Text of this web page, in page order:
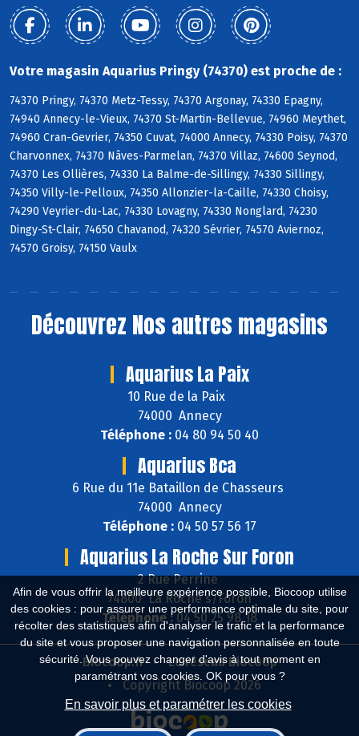
Afin de vous offrir la meilleure expérience possible, Biocoop utilise
des cookies : pour assurer une performance optimale du site, pour
récolter des statistiques afin d'analyser le trafic et la performance
du site et vous proposer une navigation personnalisée en toute
sécurité. Vous pouvez changer d'avis à tout moment en
paramétrant vos cookies. OK pour vous ?
En savoir plus et paramétrer les cookies
Votre magasin Aquarius Pringy (74370) est proche de :
74370 Pringy, 74370 Metz-Tessy, 74370 Argonay, 74330 Epagny,
74940 Annecy-le-Vieux, 74370 St-Martin-Bellevue, 74960 Meythet,
74960 Cran-Gevrier, 74350 Cuvat, 74000 Annecy, 74330 Poisy, 74370
Charvonnex, 74370 Nâves-Parmelan, 74370 Villaz, 74600 Seynod,
74370 Les Ollières, 74330 La Balme-de-Sillingy, 74330 Sillingy,
74350 Villy-le-Pelloux, 74350 Allonzier-la-Caille, 74330 Choisy,
74290 Veyrier-du-Lac, 74330 Lovagny, 74330 Nonglard, 74230
Dingy-St-Clair, 74650 Chavanod, 74320 Sévrier, 74570 Aviernoz,
74570 Groisy, 74150 Vaulx
Découvrez Nos autres magasins
Aquarius La Paix
10 Rue de la Paix
74000 Annecy
Téléphone : 04 80 94 50 40
Aquarius Bca
6 Rue du 11e Bataillon de Chasseurs
74000 Annecy
Téléphone : 04 50 57 56 17
Aquarius La Roche Sur Foron
2 Rue Perrine
74800 La Roche s/Foron
Téléphone :04 50 25 98 18
Biocoop.fr
Le réseau Biocoop
Copyright Biocoop 2026